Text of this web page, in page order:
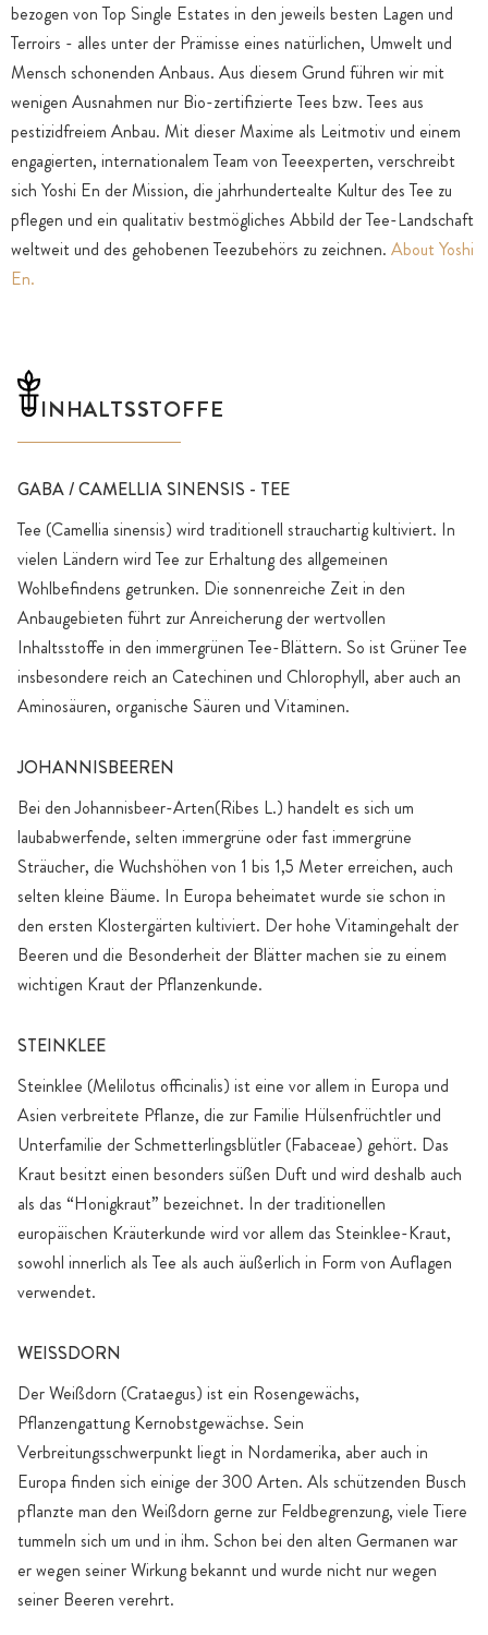
bezogen von Top Single Estates in den jeweils besten Lagen und
Terroirs - alles unter der Prämisse eines natürlichen, Umwelt und
Mensch schonenden Anbaus. Aus diesem Grund führen wir mit
wenigen Ausnahmen nur Bio-zertifizierte Tees bzw. Tees aus
pestizidfreiem Anbau. Mit dieser Maxime als Leitmotiv und einem
engagierten, internationalem Team von Teeexperten, verschreibt
sich Yoshi En der Mission, die jahrhundertealte Kultur des Tee zu
pflegen und ein qualitativ bestmögliches Abbild der Tee-Landschaft
weltweit und des gehobenen Teezubehörs zu zeichnen. About Yoshi
En.
INHALTSSTOFFE
GABA / CAMELLIA SINENSIS - TEE
Tee (Camellia sinensis) wird traditionell strauchartig kultiviert. In
vielen Ländern wird Tee zur Erhaltung des allgemeinen
Wohlbefindens getrunken. Die sonnenreiche Zeit in den
Anbaugebieten führt zur Anreicherung der wertvollen
Inhaltsstoffe in den immergrünen Tee-Blättern. So ist Grüner Tee
insbesondere reich an Catechinen und Chlorophyll, aber auch an
Aminosäuren, organische Säuren und Vitaminen.
JOHANNISBEEREN
Bei den Johannisbeer-Arten(Ribes L.) handelt es sich um
laubabwerfende, selten immergrüne oder fast immergrüne
Sträucher, die Wuchshöhen von 1 bis 1,5 Meter erreichen, auch
selten kleine Bäume. In Europa beheimatet wurde sie schon in
den ersten Klostergärten kultiviert. Der hohe Vitamingehalt der
Beeren und die Besonderheit der Blätter machen sie zu einem
wichtigen Kraut der Pflanzenkunde.
STEINKLEE
Steinklee (Melilotus officinalis) ist eine vor allem in Europa und
Asien verbreitete Pflanze, die zur Familie Hülsenfrüchtler und
Unterfamilie der Schmetterlingsblütler (Fabaceae) gehört. Das
Kraut besitzt einen besonders süßen Duft und wird deshalb auch
als das “Honigkraut” bezeichnet. In der traditionellen
europäischen Kräuterkunde wird vor allem das Steinklee-Kraut,
sowohl innerlich als Tee als auch äußerlich in Form von Auflagen
verwendet.
WEISSDORN
Der Weißdorn (Crataegus) ist ein Rosengewächs,
Pflanzengattung Kernobstgewächse. Sein
Verbreitungsschwerpunkt liegt in Nordamerika, aber auch in
Europa finden sich einige der 300 Arten. Als schützenden Busch
pflanzte man den Weißdorn gerne zur Feldbegrenzung, viele Tiere
tummeln sich um und in ihm. Schon bei den alten Germanen war
er wegen seiner Wirkung bekannt und wurde nicht nur wegen
seiner Beeren verehrt.